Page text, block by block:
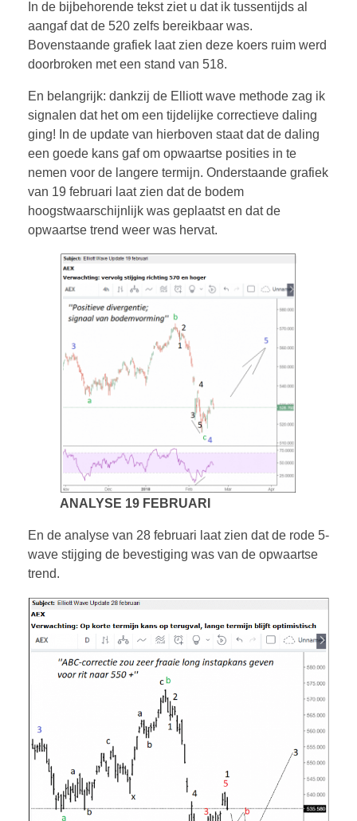
In de bijbehorende tekst ziet u dat ik tussentijds al
aangaf dat de 520 zelfs bereikbaar was.
Bovenstaande grafiek laat zien deze koers ruim werd
doorbroken met een stand van 518.
En belangrijk: dankzij de Elliott wave methode zag ik
signalen dat het om een tijdelijke correctieve daling
ging! In de update van hierboven staat dat de daling
een goede kans gaf om opwaartse posities in te
nemen voor de langere termijn. Onderstaande grafiek
van 19 februari laat zien dat de bodem
hoogstwaarschijnlijk was geplaatst en dat de
opwaartse trend weer was hervat.
ANALYSE 19 FEBRUARI
En de analyse van 28 februari laat zien dat de rode 5-
wave stijging de bevestiging was van de opwaartse
trend.